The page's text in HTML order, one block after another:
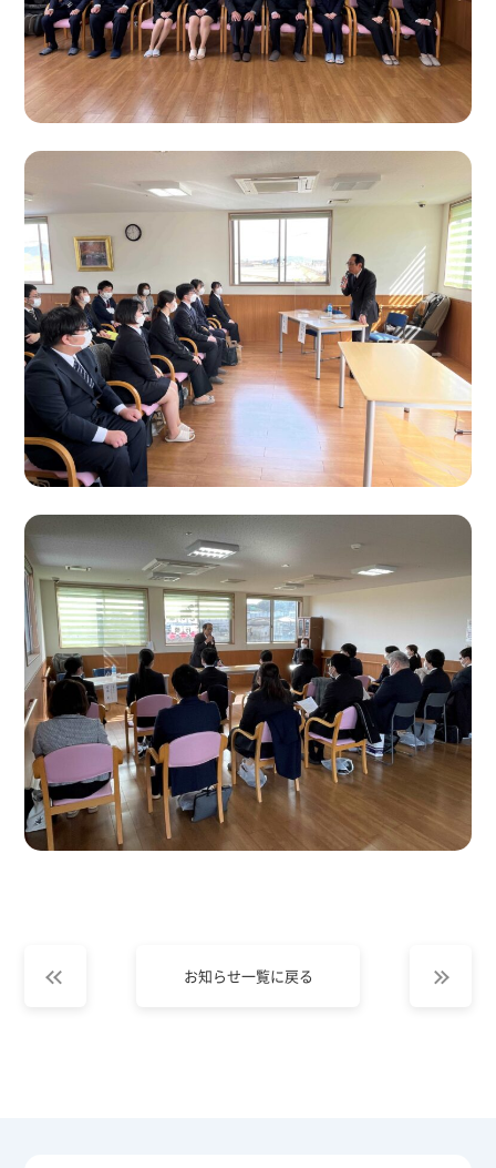
お知らせ一覧に戻る